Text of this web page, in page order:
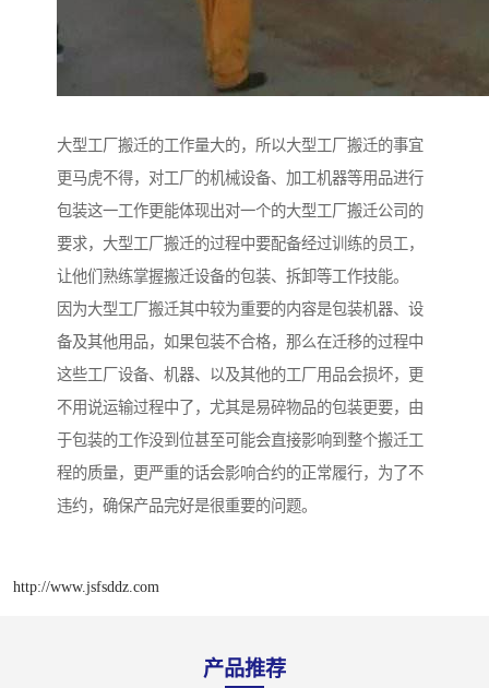
大型工厂搬迁的工作量大的，所以大型工厂搬迁的事宜
更马虎不得，对工厂的机械设备、加工机器等用品进行
包装这一工作更能体现出对一个的大型工厂搬迁公司的
要求，大型工厂搬迁的过程中要配备经过训练的员工，
让他们熟练掌握搬迁设备的包装、拆卸等工作技能。
因为大型工厂搬迁其中较为重要的内容是包装机器、设
备及其他用品，如果包装不合格，那么在迁移的过程中
这些工厂设备、机器、以及其他的工厂用品会损坏，更
不用说运输过程中了，尤其是易碎物品的包装更要，由
于包装的工作没到位甚至可能会直接影响到整个搬迁工
程的质量，更严重的话会影响合约的正常履行，为了不
违约，确保产品完好是很重要的问题。
http://www.jsfsddz.com
产品推荐